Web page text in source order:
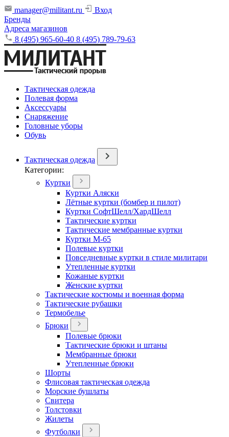
manager@militant.ru
Вход
Бренды
Адреса магазинов
8 (495) 965-60-40 8 (495) 789-79-63
Тактическая одежда
Полевая форма
Аксессуары
Снаряжение
Головные уборы
Обувь
Тактическая одежда
Категории:
Куртки
Куртки Аляски
Лётные куртки (бомбер и пилот)
Куртки СофтШелл/ХардШелл
Тактические куртки
Тактические мембранные куртки
Куртки М-65
Полевые куртки
Повседневные куртки в стиле милитари
Утепленные куртки
Кожаные куртки
Женские куртки
Тактические костюмы и военная форма
Тактические рубашки
Термобелье
Брюки
Полевые брюки
Тактические брюки и штаны
Мембранные брюки
Утепленные брюки
Шорты
Флисовая тактическая одежда
Морские бушлаты
Свитера
Толстовки
Жилеты
Футболки